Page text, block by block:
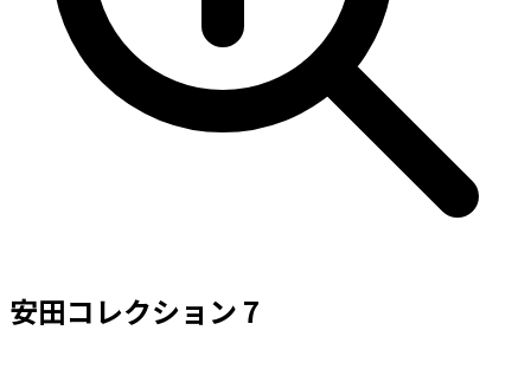
安田コレクション 7